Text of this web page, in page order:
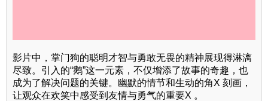
影片中，掌门狗的聪明才智与勇敢无畏的精神展现得淋漓
尽致。引入的“鹅”这一元素，不仅增添了故事的奇趣，也
成为了解决问题的关键。幽默的情节和生动的角X 刻画，
让观众在欢笑中感受到友情与勇气的重要X 。